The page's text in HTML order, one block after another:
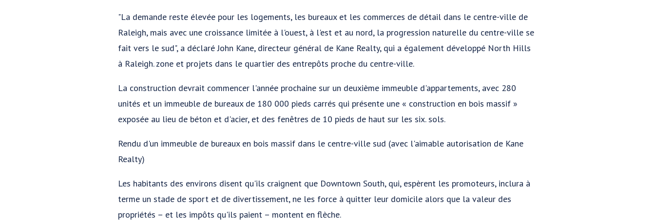
"La demande reste élevée pour les logements, les bureaux et les commerces de détail dans le centre-ville de
Raleigh, mais avec une croissance limitée à l'ouest, à l'est et au nord, la progression naturelle du centre-ville se
fait vers le sud", a déclaré John Kane, directeur général de Kane Realty, qui a également développé North Hills
à Raleigh. zone et projets dans le quartier des entrepôts proche du centre-ville.
La construction devrait commencer l'année prochaine sur un deuxième immeuble d'appartements, avec 280
unités et un immeuble de bureaux de 180 000 pieds carrés qui présente une « construction en bois massif »
exposée au lieu de béton et d'acier, et des fenêtres de 10 pieds de haut sur les six. sols.
Rendu d'un immeuble de bureaux en bois massif dans le centre-ville sud (avec l'aimable autorisation de Kane
Realty)
Les habitants des environs disent qu'ils craignent que Downtown South, qui, espèrent les promoteurs, inclura à
terme un stade de sport et de divertissement, ne les force à quitter leur domicile alors que la valeur des
propriétés – et les impôts qu'ils paient – montent en flèche.